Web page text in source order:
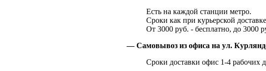
Есть на каждой станции метро.
Сроки как при курьерской
От 3000 руб. - бесплатно, до 3000
— Самовывоз из офиса на ул.
Сроки доставки офис 1-4 рабочих